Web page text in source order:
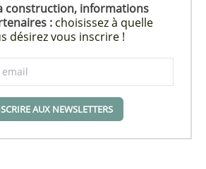
construction, informations
: choisissez à quelle
désirez vous inscrire !
AUX NEWSLETTERS